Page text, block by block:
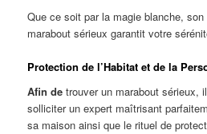
Que ce soit par la magie blanche,
marabout sérieux garantit votre
Protection de l’Habitat et de la
Afin de trouver un marabout sérieux,
solliciter un expert maîtrisant
sa maison ainsi que le rituel de